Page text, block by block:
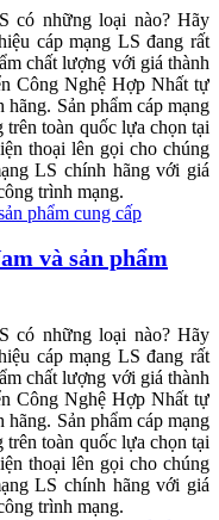
có những loại nào? Hãy
cáp mạng LS đang rất
chất lượng với giá thành
Công Nghệ Hợp Nhất tự
Sản phẩm cáp mạng
toàn quốc lựa chọn tại
thoại lên gọi cho chúng
LS chính hãng với giá
trình mạng.
và sản phẩm
có những loại nào? Hãy
cáp mạng LS đang rất
chất lượng với giá thành
Công Nghệ Hợp Nhất tự
Sản phẩm cáp mạng
toàn quốc lựa chọn tại
thoại lên gọi cho chúng
LS chính hãng với giá
trình mạng.